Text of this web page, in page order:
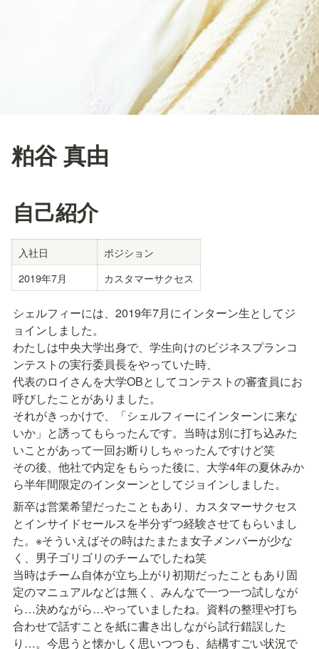
粕谷 真由
自己紹介
入社日
ポジション
2019年7月
カスタマーサクセス
シェルフィーには、2019年7月にインターン生としてジ
ョインしました。
わたしは中央大学出身で、学生向けのビジネスプランコ
ンテストの実行委員長をやっていた時、
代表のロイさんを大学OBとしてコンテストの審査員にお
呼びしたことがありました。
それがきっかけで、「シェルフィーにインターンに来な
いか」と誘ってもらったんです。当時は別に打ち込みた
いことがあって一回お断りしちゃったんですけど笑
その後、他社で内定をもらった後に、大学4年の夏休みか
ら半年間限定のインターンとしてジョインしました。
新卒は営業希望だったこともあり、カスタマーサクセス
とインサイドセールスを半分ずつ経験させてもらいまし
た。※そういえばその時はたまたま女子メンバーが少な
く、男子ゴリゴリのチームでしたね笑
当時はチーム自体が立ち上がり初期だったこともあり固
定のマニュアルなどは無く、みんなで一つ一つ試しなが
ら…決めながら…やっていましたね。資料の整理や打ち
合わせで話すことを紙に書き出しながら試行錯誤した
り…。今思うと懐かしく思いつつも、結構すごい状況で